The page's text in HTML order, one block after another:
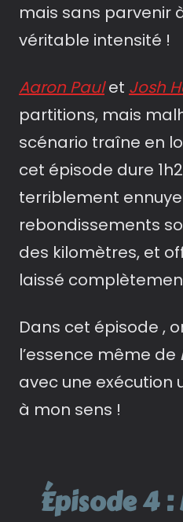
mais sans parvenir
véritable intensité !
Aaron Paulet Josh
partitions, mais
scénario traîne en
cet épisode dure
terriblement
rebondissements
des kilomètres, et
laissé
Dans cet épisode ,
l’essence même de
avec une exécution
à mon sens !
Épisode 4